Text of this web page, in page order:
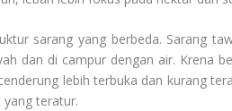
sarang yang berbeda. Sarang
dan di campur dengan air. Krena
lebih terbuka dan kurang
teratur.